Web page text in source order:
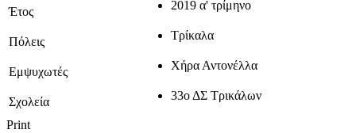
Έτος 2019 α' τρίμηνο
Πόλεις Τρίκαλα
Εμψυχωτές Χήρα Αντονέλλα
Σχολεία 33ο ΔΣ Τρικάλων
Print